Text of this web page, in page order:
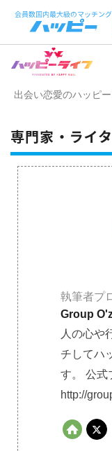
出会い恋愛のハッピ
専門家・ライ
執筆者プ
Group
人の心や
チしてハ
す。 公式
http://